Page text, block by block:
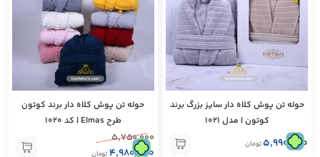
حوله تن پوش کلاه دار سایز بزرگ برند
کوتون | مدل 1021
۵,۹۹۰,۰۰۰ تومان
حوله تن پوش کلاه دار برند کوتون‌
طرح Elmas | کد 1020
۵,۷۵۰,۰۰۰
۴,۹۸۰,۰۰۰ تومان